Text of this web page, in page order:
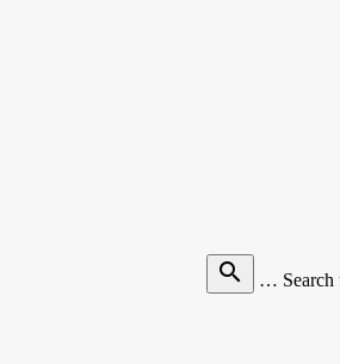
Search
search